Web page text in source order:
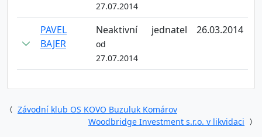
27.07.2014
PAVEL
BAJER
Neaktivní
od
27.07.2014
jednatel 26.03.2014
Závodní klub OS KOVO Buzuluk Komárov
Woodbridge Investment s.r.o. v likvidaci